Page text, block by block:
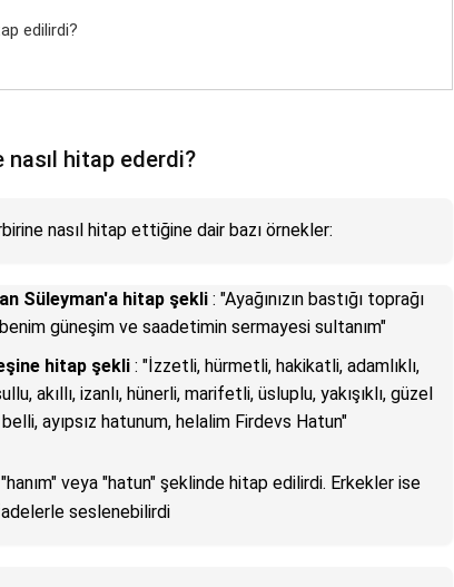
edilirdi?
nasıl hitap ederdi?
nasıl hitap ettiğine dair bazı örnekler:
Süleyman'a hitap şekli : "Ayağınızın bastığı toprağı
güneşim ve saadetimin sermayesi sultanım"
hitap şekli : "İzzetli, hürmetli, hakikatli, adamlıklı,
akıllı, izanlı, hünerli, marifetli, üsluplu, yakışıklı, güzel
ayıpsız hatunum, helalim Firdevs Hatun"
veya "hatun" şeklinde hitap edilirdi. Erkekler ise
seslenebilirdi